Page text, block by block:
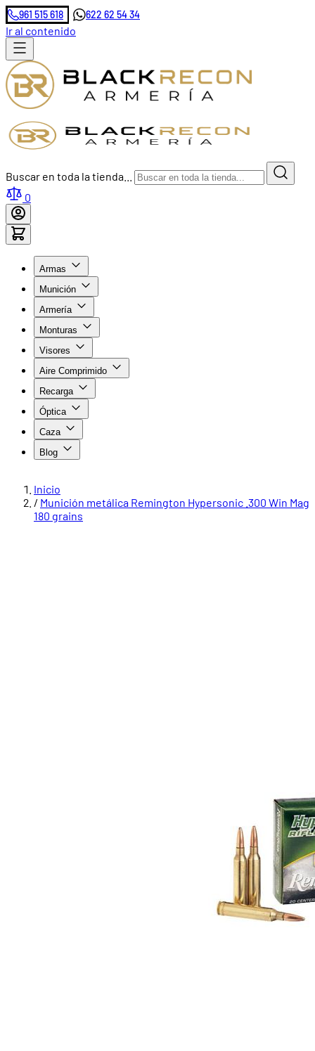
961 515 618 622 62 54 34
Ir al contenido
Buscar en toda la tienda...
0
Armas
Munición
Armería
Monturas
Visores
Aire Comprimido
Recarga
Óptica
Caza
Blog
Inicio
/ Munición metálica Remington Hypersonic .300 Win Mag
180 grains